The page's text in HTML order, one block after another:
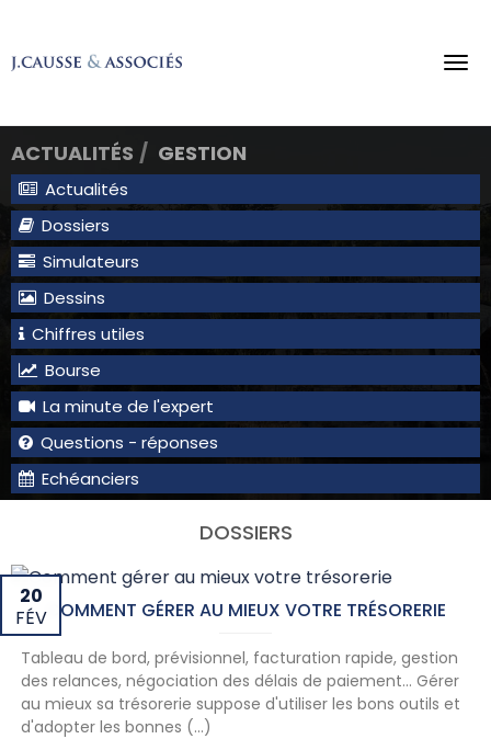
ACTUALITÉS GESTION
Actualités
Dossiers
Simulateurs
Dessins
Chiffres utiles
Bourse
La minute de l'expert
Questions - réponses
Echéanciers
DOSSIERS
COMMENT GÉRER AU MIEUX VOTRE TRÉSORERIE
20
FÉV
Tableau de bord, prévisionnel, facturation rapide, gestion
des relances, négociation des délais de paiement… Gérer
au mieux sa trésorerie suppose d'utiliser les bons outils et
d'adopter les bonnes (...)